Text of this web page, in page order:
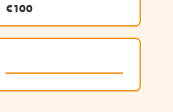
€100